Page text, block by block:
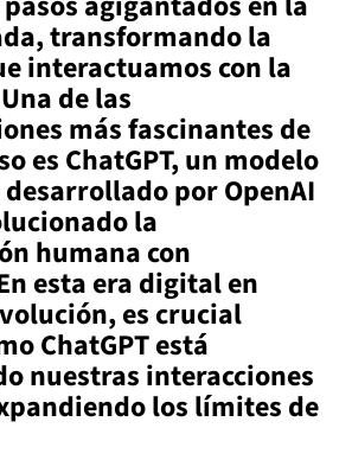
transformando la
interactuamos con la
de las
más fascinantes de
es ChatGPT, un modelo
por OpenAI
la
humana con
esta era digital en
es crucial
ChatGPT está
nuestras interacciones
los límites de